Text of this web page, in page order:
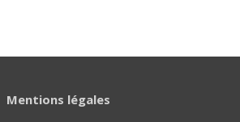
Mentions légales